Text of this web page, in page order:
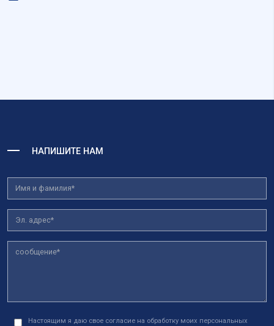
НАПИШИТЕ НАМ
Настоящим я даю свое согласие на обработку моих персональных